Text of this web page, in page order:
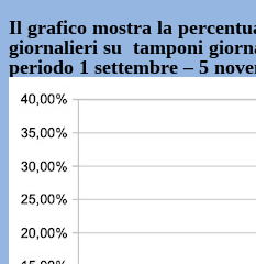
Il grafico mostra la
giornalieri su tamponi
periodo 1 settembre – 5